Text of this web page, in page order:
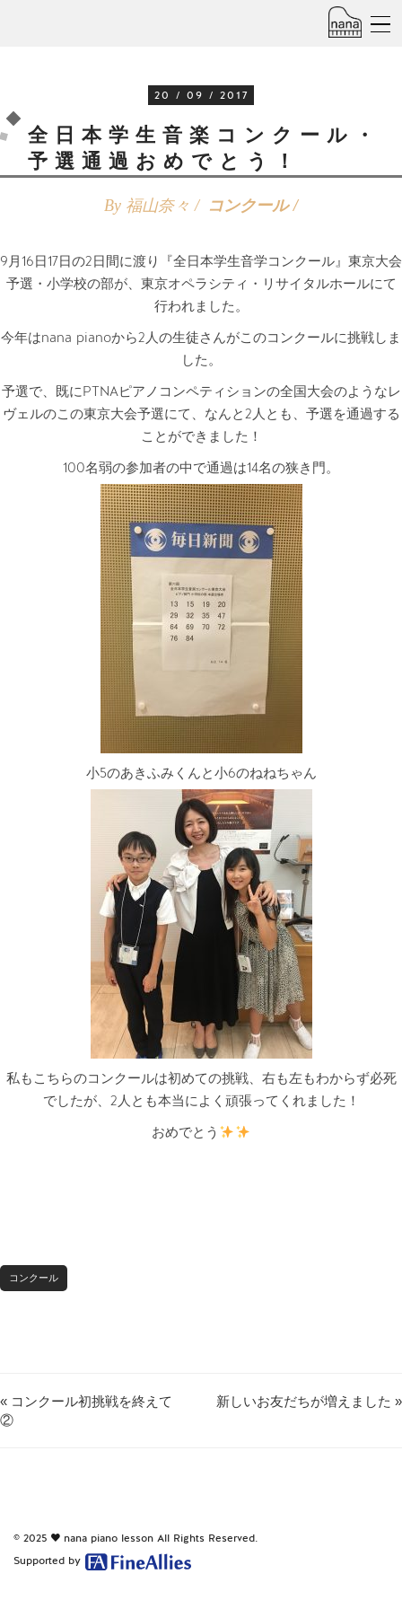
20 / 09 / 2017
全日本学生音楽コンクール・
予選通過おめでとう！
By 福山奈々 / コンクール
9月16日17日の2日間に渡り『全日本学生音学コンクール』東京大会
予選・小学校の部が、東京オペラシティ・リサイタルホールにて
行われました。
今年はnana pianoから2人の生徒さんがこのコンクールに挑戦しま
した。
予選で、既にPTNAピアノコンペティションの全国大会のようなレ
ヴェルのこの東京大会予選にて、なんと2人とも、予選を通過する
ことができました！
100名弱の参加者の中で通過は14名の狭き門。
小5のあきふみくんと小6のねねちゃん
私もこちらのコンクールは初めての挑戦、右も左もわからず必死
でしたが、2人とも本当によく頑張ってくれました！
おめでとう
コンクール
« コンクール初挑戦を終えて
②
新しいお友だちが増えました »
© 2025 nana piano lesson All Rights Reserved.
Supported by